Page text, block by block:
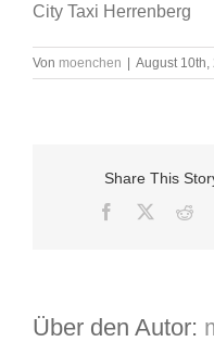
City Taxi Herrenberg
Von moenchen August 10th,
Share This
Facebook
Über den Autor: